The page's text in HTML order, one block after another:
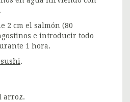
2 cm el salmón (80
e introducir todo
1 hora.
.
arroz.